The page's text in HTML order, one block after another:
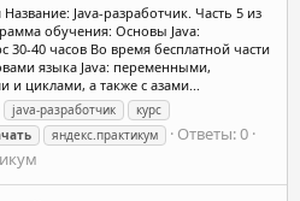
Java-разработчик. Часть 5 из
обучения: Основы Java:
30-40 часов Во время бесплатной части
языка Java: переменными,
циклами, а также с азами...
java-разработчик
курс
яндекс.практикум
Ответы: 0